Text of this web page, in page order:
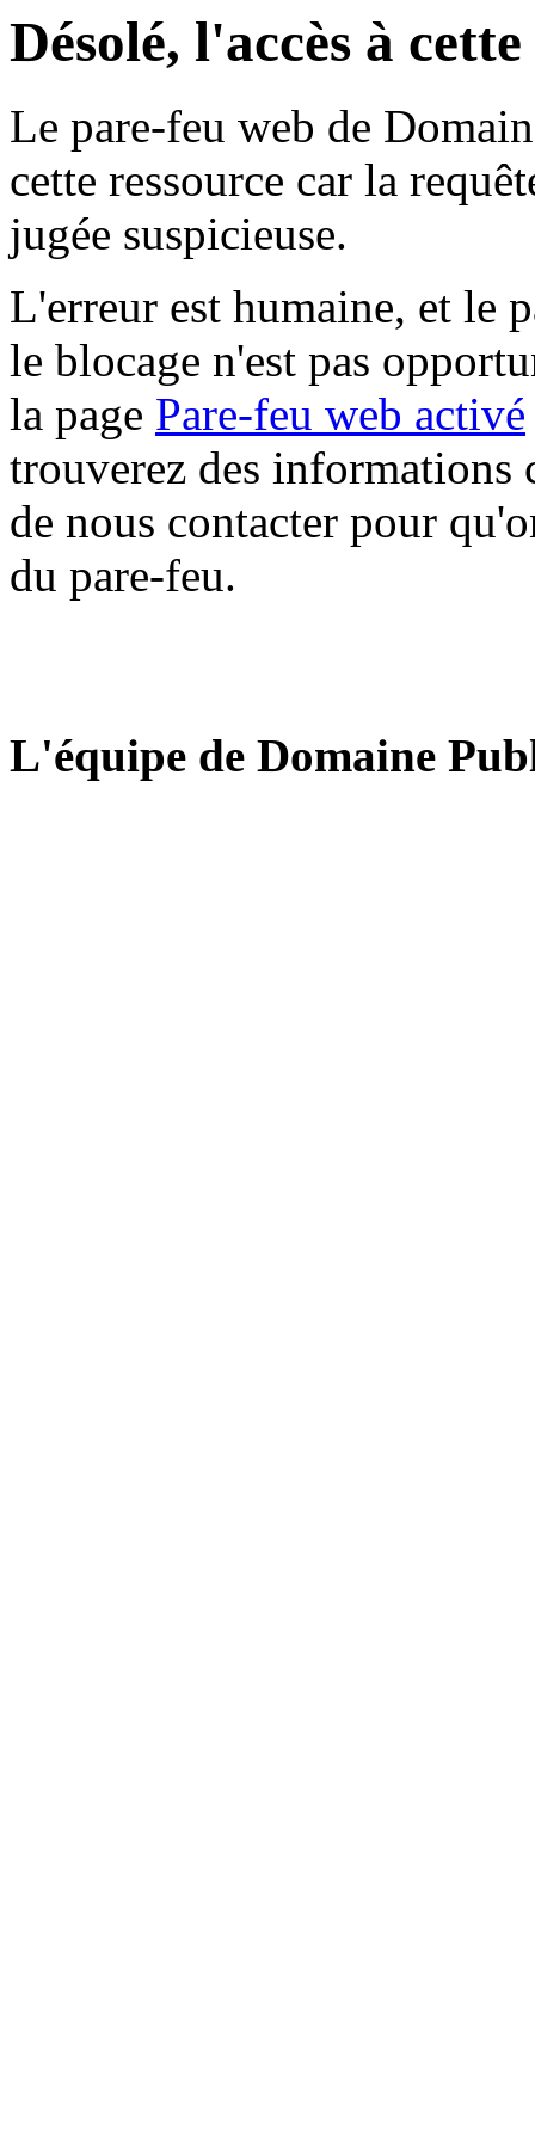
Désolé, l'accès à
Le pare-feu web de
cette ressource car la
jugée suspicieuse.
L'erreur est humaine, et le
le blocage n'est pas
la page Pare-feu web activé
trouverez des informations
de nous contacter pour
du pare-feu.
L'équipe de Domaine